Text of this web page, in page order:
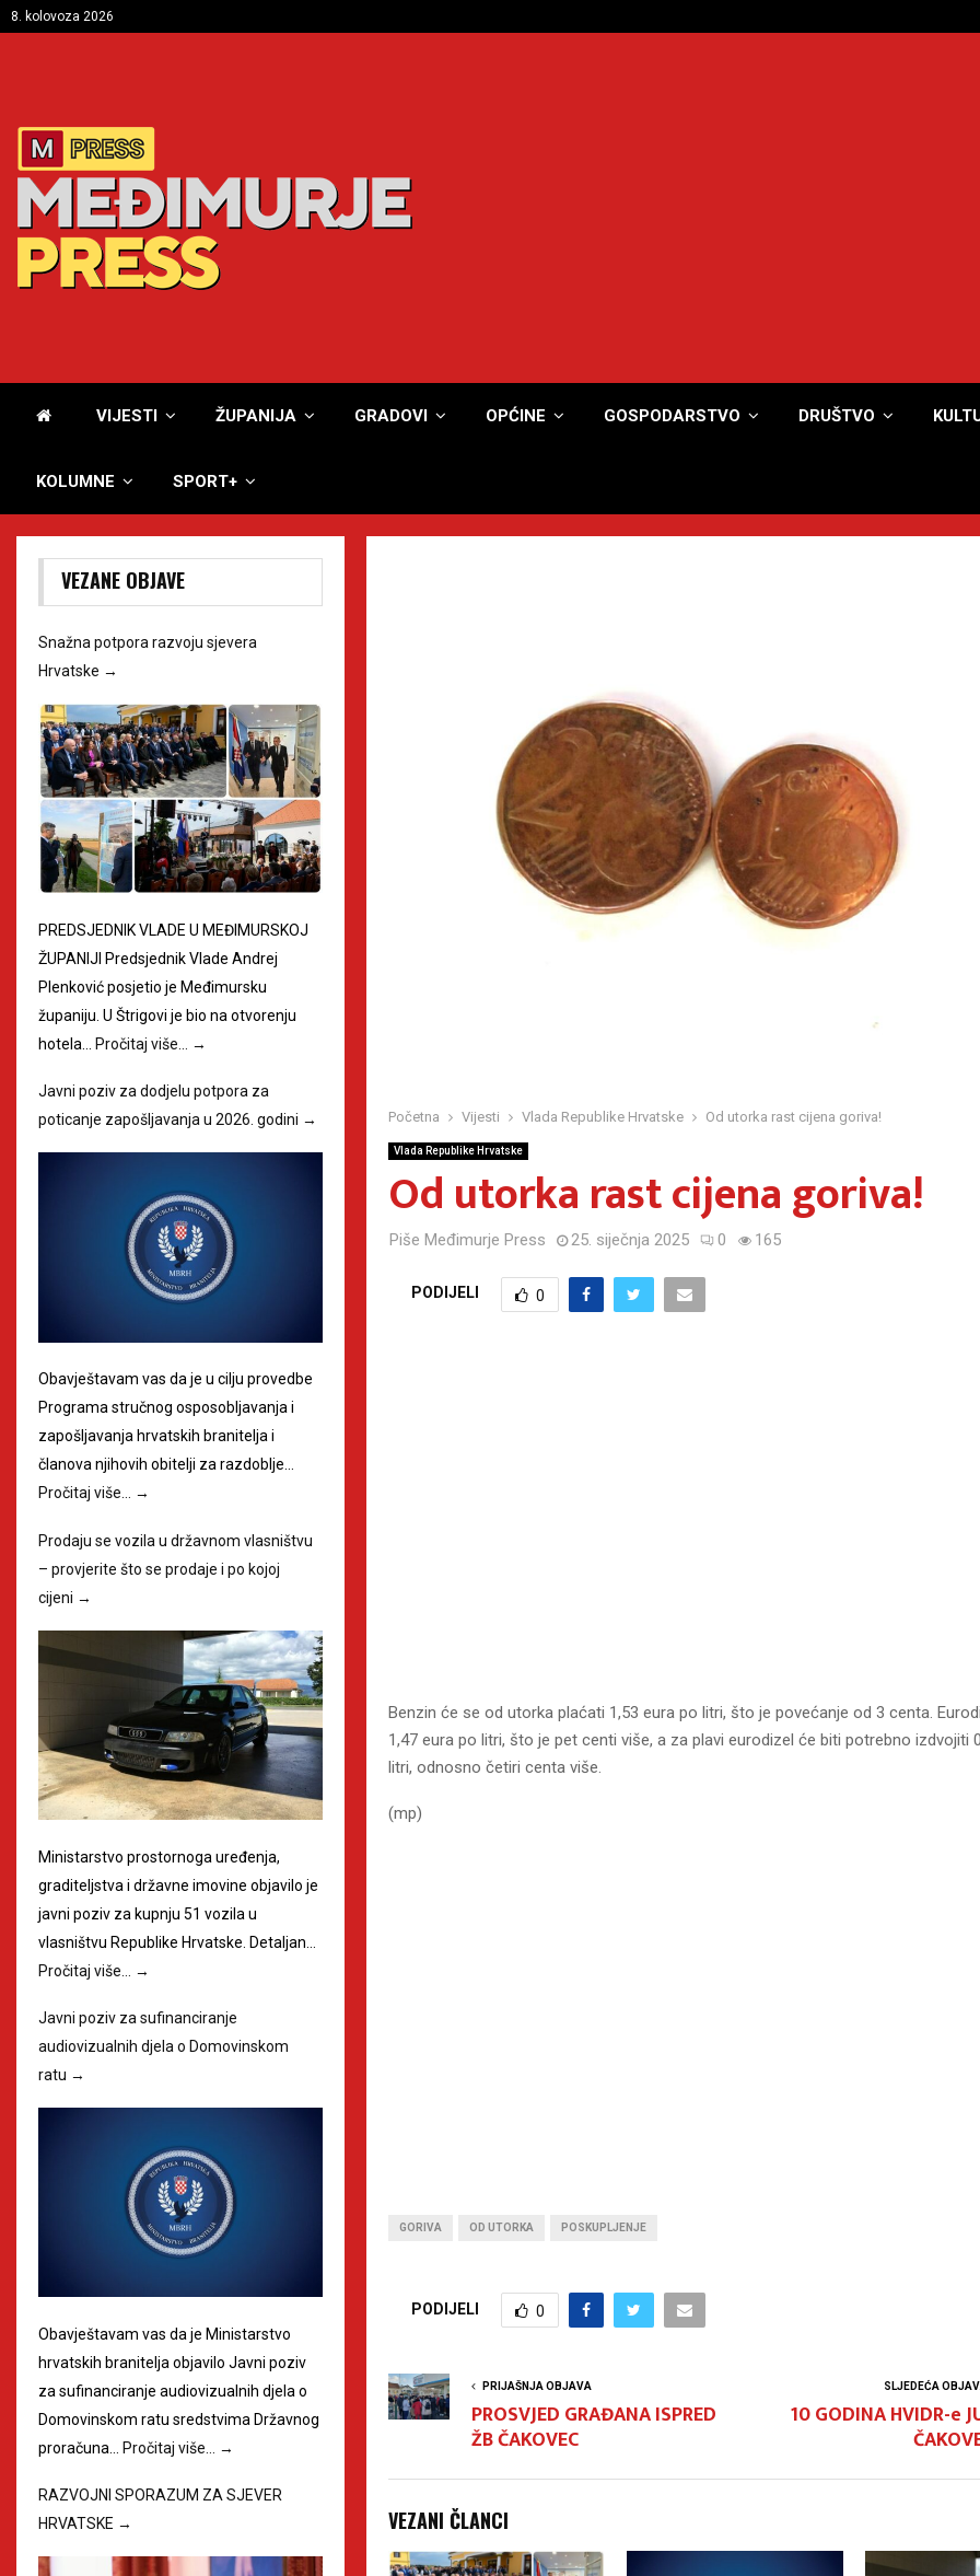
8. kolovoza 2026
VIJESTI ŽUPANIJA GRADOVI OPĆINE GOSPODARSTVO DRUŠTVO
KOLUMNE SPORT+
Početna Vijesti Vlada Republike Hrvatske Od utorka rast cijena goriva!
Vlada Republike Hrvatske
Od utorka rast cijena goriva!
Piše Međimurje Press 25. siječnja 2025 0 165
PODIJELI 0
Benzin će se od utorka plaćati 1,53 eura po litri, što je povećanje od 3 centa.
1,47 eura po litri, što je pet centi više, a za plavi eurodizel će biti potrebno izdvojiti
litri, odnosno četiri centa više.
(mp)
GORIVA OD UTORKA POSKUPLJENJE
PODIJELI 0
PRIJAŠNJA OBJAVA
PROSVJED GRAĐANA ISPRED
ŽB ČAKOVEC
SLJEDEĆA
10 GODINA HVIDR-e
VEZANI ČLANCI
VEZANE OBJAVE
Snažna potpora razvoju sjevera
Hrvatske →
PREDSJEDNIK VLADE U MEĐIMURSKOJ
ŽUPANIJI Predsjednik Vlade Andrej
Plenković posjetio je Međimursku
županiju. U Štrigovi je bio na otvorenju
hotela… Pročitaj više… →
Javni poziv za dodjelu potpora za
poticanje zapošljavanja u 2026. godini →
Obavještavam vas da je u cilju provedbe
Programa stručnog osposobljavanja i
zapošljavanja hrvatskih branitelja i
članova njihovih obitelji za razdoblje…
Pročitaj više… →
Prodaju se vozila u državnom vlasništvu
– provjerite što se prodaje i po kojoj
cijeni →
Ministarstvo prostornoga uređenja,
graditeljstva i državne imovine objavilo je
javni poziv za kupnju 51 vozila u
vlasništvu Republike Hrvatske. Detaljan…
Pročitaj više…
→
Javni poziv za sufinanciranje
audiovizualnih djela o Domovinskom
ratu →
Obavještavam vas da je Ministarstvo
hrvatskih branitelja objavilo Javni poziv
za sufinanciranje audiovizualnih djela o
Domovinskom ratu sredstvima Državnog
proračuna… Pročitaj više… →
RAZVOJNI SPORAZUM ZA SJEVER
HRVATSKE →